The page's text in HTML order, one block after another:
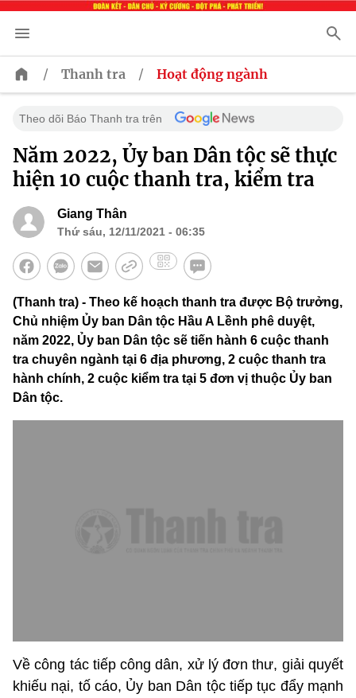
/ Thanh tra / Hoạt động ngành
Theo dõi Báo Thanh tra trên
Năm 2022, Ủy ban Dân tộc sẽ thực
hiện 10 cuộc thanh tra, kiểm tra
Giang Thân
Thứ sáu, 12/11/2021 - 06:35
(Thanh tra) - Theo kế hoạch thanh tra được Bộ trưởng,
Chủ nhiệm Ủy ban Dân tộc Hầu A Lềnh phê duyệt,
năm 2022, Ủy ban Dân tộc sẽ tiến hành 6 cuộc thanh
tra chuyên ngành tại 6 địa phương, 2 cuộc thanh tra
hành chính, 2 cuộc kiểm tra tại 5 đơn vị thuộc Ủy ban
Dân tộc.
Về công tác tiếp công dân, xử lý đơn thư, giải quyết
khiếu nại, tố cáo, Ủy ban Dân tộc tiếp tục đẩy mạnh